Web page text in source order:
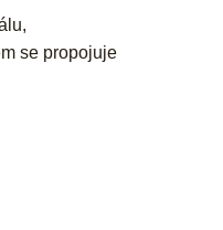
se propojuje